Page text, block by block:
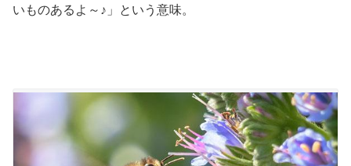
いものあるよ～♪」という意味。